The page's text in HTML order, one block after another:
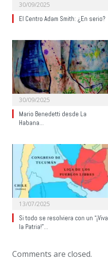
30/09/2025
El Centro Adam Smith: ¿En serio?
30/09/2025
Mario Benedetti desde La
Habana…
13/07/2025
Si todo se resolviera con un “¡Viva
la Patria!”…
Comments are closed.